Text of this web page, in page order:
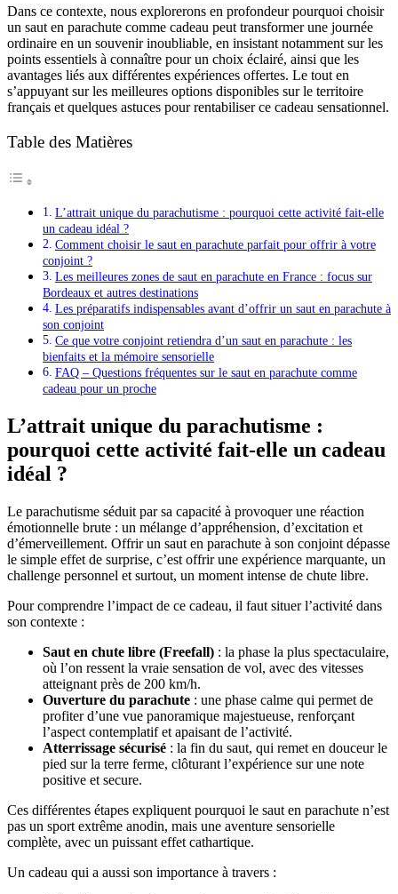
Dans ce contexte, nous explorerons en profondeur pourquoi choisir
un saut en parachute comme cadeau peut transformer une journée
ordinaire en un souvenir inoubliable, en insistant notamment sur les
points essentiels à connaître pour un choix éclairé, ainsi que les
avantages liés aux différentes expériences offertes. Le tout en
s’appuyant sur les meilleures options disponibles sur le territoire
français et quelques astuces pour rentabiliser ce cadeau sensationnel.
Table des Matières
L’attrait unique du parachutisme : pourquoi cette activité fait-elle
un cadeau idéal ?
Comment choisir le saut en parachute parfait pour offrir à votre
conjoint ?
Les meilleures zones de saut en parachute en France : focus sur
Bordeaux et autres destinations
Les préparatifs indispensables avant d’offrir un saut en parachute à
son conjoint
Ce que votre conjoint retiendra d’un saut en parachute : les
bienfaits et la mémoire sensorielle
FAQ – Questions fréquentes sur le saut en parachute comme
cadeau pour un proche
L’attrait unique du parachutisme :
pourquoi cette activité fait-elle un cadeau
idéal ?
Le parachutisme séduit par sa capacité à provoquer une réaction
émotionnelle brute : un mélange d’appréhension, d’excitation et
d’émerveillement. Offrir un saut en parachute à son conjoint dépasse
le simple effet de surprise, c’est offrir une expérience marquante, un
challenge personnel et surtout, un moment intense de chute libre.
Pour comprendre l’impact de ce cadeau, il faut situer l’activité dans
son contexte :
Saut en chute libre (Freefall) : la phase la plus spectaculaire,
où l’on ressent la vraie sensation de vol, avec des vitesses
atteignant près de 200 km/h.
Ouverture du parachute : une phase calme qui permet de
profiter d’une vue panoramique majestueuse, renforçant
l’aspect contemplatif et apaisant de l’activité.
Atterrissage sécurisé : la fin du saut, qui remet en douceur le
pied sur la terre ferme, clôturant l’expérience sur une note
positive et secure.
Ces différentes étapes expliquent pourquoi le saut en parachute n’est
pas un sport extrême anodin, mais une aventure sensorielle
complète, avec un puissant effet cathartique.
Un cadeau qui a aussi son importance à travers :